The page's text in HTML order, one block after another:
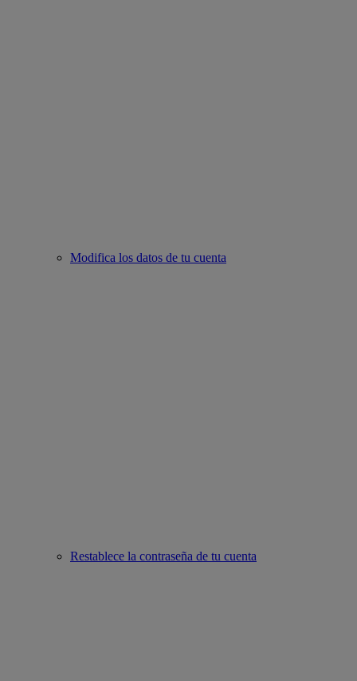
Modifica los datos de tu cuenta
Restablece la contraseña de tu cuenta